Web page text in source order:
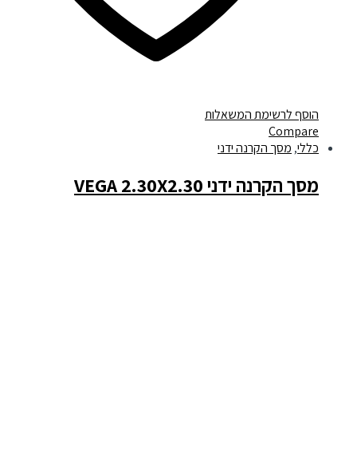
הוסף לרשימת המשאלות
Compare
כללי,מסך הקרנה ידני
מסך הקרנה ידני VEGA 2.30X2.30